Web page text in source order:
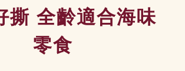
撕 全齡適合海味
零食